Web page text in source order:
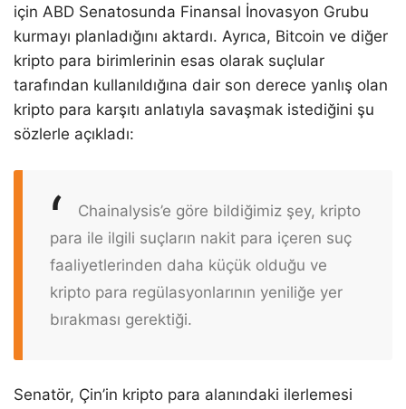
için ABD Senatosunda Finansal İnovasyon Grubu
kurmayı planladığını aktardı. Ayrıca, Bitcoin ve diğer
kripto para birimlerinin esas olarak suçlular
tarafından kullanıldığına dair son derece yanlış olan
kripto para karşıtı anlatıyla savaşmak istediğini şu
sözlerle açıkladı:
Chainalysis’e göre bildiğimiz şey, kripto
para ile ilgili suçların nakit para içeren suç
faaliyetlerinden daha küçük olduğu ve
kripto para regülasyonlarının yeniliğe yer
bırakması gerektiği.
Senatör, Çin’in kripto para alanındaki ilerlemesi